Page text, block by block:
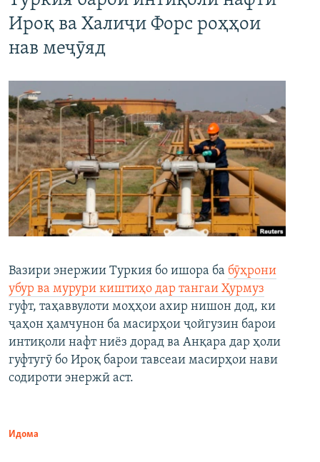
Ироқ ва Халиҷи Форс роҳҳои
нав меҷӯяд
Вазири энержии Туркия бо ишора ба бӯҳрони
убур ва мурури киштиҳо дар тангаи Ҳурмуз
гуфт, таҳаввулоти моҳҳои ахир нишон дод, ки
ҷаҳон ҳамчунон ба масирҳои ҷойгузин барои
интиқоли нафт ниёз дорад ва Анқара дар ҳоли
гуфтугӯ бо Ироқ барои тавсеаи масирҳои нави
содироти энержӣ аст.
Идома